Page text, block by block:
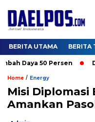
BERITA UTAMA BERITA
Daya 50 Persen Dua
Home / Energy
Misi Diplomasi
Amankan